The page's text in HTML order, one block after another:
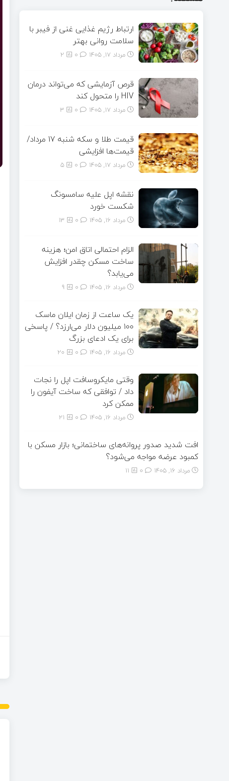
ارتباط رژیم غذایی غنی از فیبر با
سلامت روانی بهتر
مرداد ۱۷, ۱۴۰۵ 2
قرص آزمایشی که می‌تواند درمان
HIV را متحول کند
مرداد ۱۷, ۱۴۰۵ 3
قیمت طلا و سکه شنبه 17 مرداد/
قیمت‌ها افزایشی
مرداد ۱۷, ۱۴۰۵ 5
نقشه اپل علیه سامسونگ
شکست خورد
مرداد ۱۶, ۱۴۰۵ 13
الزام احتمالی اتاق امن؛ هزینه
ساخت مسکن چقدر افزایش
می‌یابد؟
مرداد ۱۶, ۱۴۰۵ 9
یک ساعت از زمان ایلان ماسک
۱۰۰ میلیون دلار می‌ارزد؟ / پاسخی
برای یک ادعای بزرگ
مرداد ۱۶, ۱۴۰۵ 20
وقتی مایکروسافت اپل را نجات
داد / توافقی که ساخت آیفون را
ممکن کرد
مرداد ۱۶, ۱۴۰۵ 21
افت شدید صدور پروانه‌های ساختمانی؛ بازار مسکن با
کمبود عرضه مواجه می‌شود؟
مرداد ۱۶, ۱۴۰۵ 11